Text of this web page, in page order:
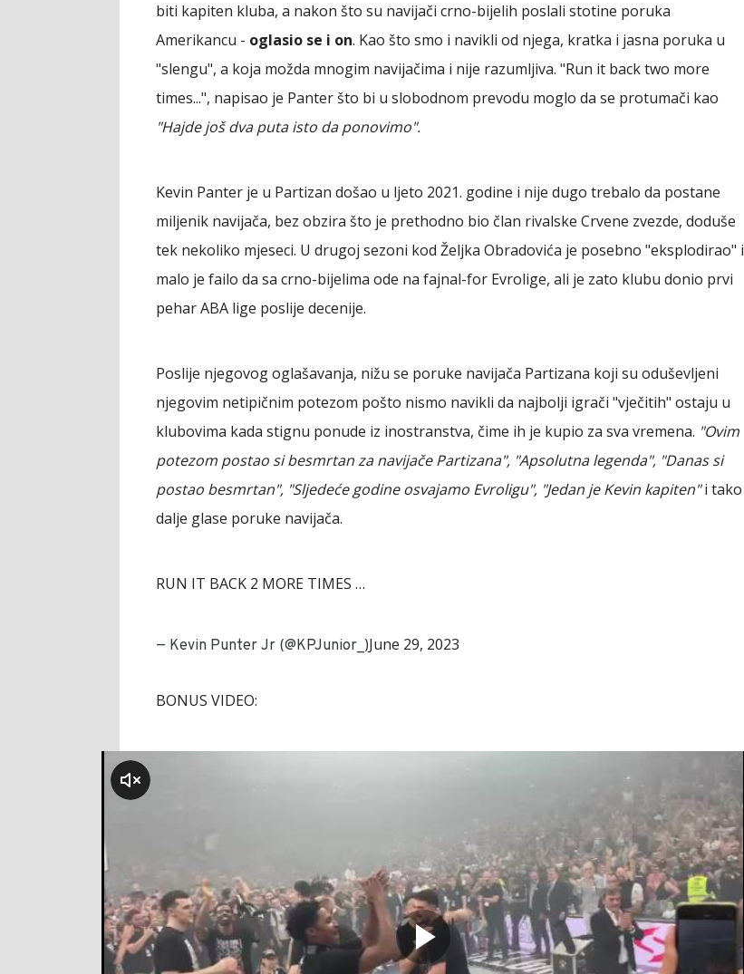
biti kapiten kluba, a nakon što su navijači crno-bijelih poslali stotine poruka
Amerikancu - oglasio se i on. Kao što smo i navikli od njega, kratka i jasna poruka u
"slengu", a koja možda mnogim navijačima i nije razumljiva. "Run it back two more
times...", napisao je Panter što bi u slobodnom prevodu moglo da se protumači kao
"Hajde još dva puta isto da ponovimo".
Kevin Panter je u Partizan došao u ljeto 2021. godine i nije dugo trebalo da postane
miljenik navijača, bez obzira što je prethodno bio član rivalske Crvene zvezde, doduše
tek nekoliko mjeseci. U drugoj sezoni kod Željka Obradovića je posebno "eksplodirao" i
malo je failo da sa crno-bijelima ode na fajnal-for Evrolige, ali je zato klubu donio prvi
pehar ABA lige poslije decenije.
Poslije njegovog oglašavanja, nižu se poruke navijača Partizana koji su oduševljeni
njegovim netipičnim potezom pošto nismo navikli da najbolji igrači "vječitih" ostaju u
klubovima kada stignu ponude iz inostranstva, čime ih je kupio za sva vremena. "Ovim
potezom postao si besmrtan za navijače Partizana", "Apsolutna legenda", "Danas si
postao besmrtan", "Sljedeće godine osvajamo Evroligu", "Jedan je Kevin kapiten"i tako
dalje glase poruke navijača.
RUN IT BACK 2 MORE TIMES …
— Kevin Punter Jr (@KPJunior_)June 29, 2023
BONUS VIDEO:
klikni za zvuk